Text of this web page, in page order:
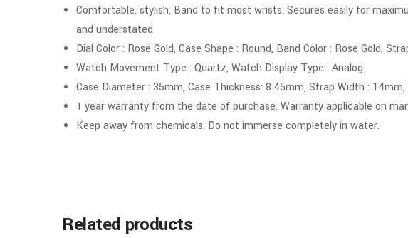
Comfortable, stylish, Band to fit most wrists. Secures easily for
and understated
Dial Color : Rose Gold, Case Shape : Round, Band Color : Rose Gold,
Watch Movement Type : Quartz, Watch Display Type : Analog
Case Diameter : 35mm, Case Thickness: 8.45mm, Strap Width :
1 year warranty from the date of purchase. Warranty applicable on
Keep away from chemicals. Do not immerse completely in water.
Related products